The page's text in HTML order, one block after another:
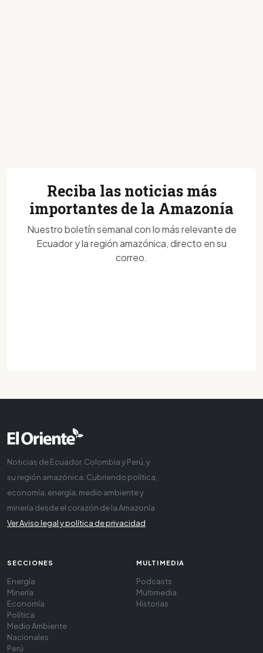
Reciba las noticias más
importantes de la Amazonía
Nuestro boletín semanal con lo más relevante de
Ecuador y la región amazónica, directo en su
correo.
Noticias de Ecuador, Colombia y Perú, y
su región amazónica. Cubriendo política,
economía, energía, medio ambiente y
minería desde el corazón de la Amazonía
Ver Aviso legal y política de privacidad
SECCIONES
Energía
Minería
Economía
Política
Medio Ambiente
Nacionales
Perú
MULTIMEDIA
Podcasts
Multimedia
Historias